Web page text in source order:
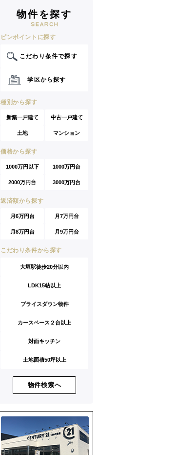
物件を探す
ピンポイントに探す
こだわり条件で探す
学区から探す
種別から探す
新築一戸建て 中古一戸建て
土地 マンション
価格から探す
1000万円以下 1000万円台
2000万円台 3000万円台
返済額から探す
月6万円台 月7万円台
月8万円台 月9万円台
こだわり条件から探す
大垣駅徒歩20分以内
LDK15帖以上
プライスダウン物件
カースペース２台以上
対面キッチン
土地面積50坪以上
物件検索へ